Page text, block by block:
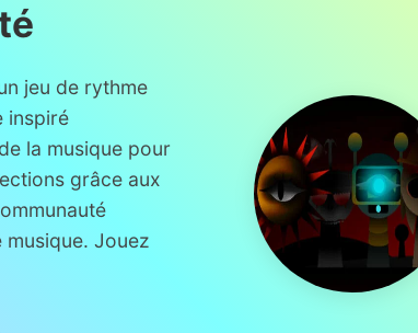
jeu de rythme
inspiré
la musique pour
grâce aux
Jouez